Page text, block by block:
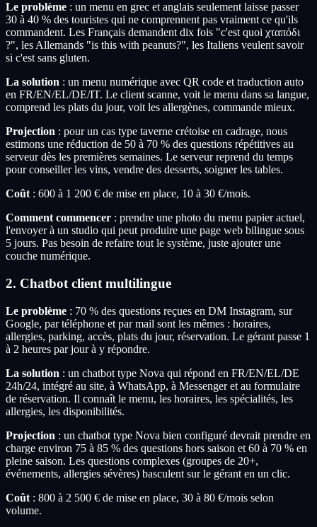
Le problème : un menu en grec et anglais seulement laisse passer
30 à 40 % des touristes qui ne comprennent pas vraiment ce qu'ils
commandent. Les Français demandent dix fois "c'est quoi χταπόδι
?", les Allemands "is this with peanuts?", les Italiens veulent savoir
si c'est sans gluten.
La solution : un menu numérique avec QR code et traduction auto
en FR/EN/EL/DE/IT. Le client scanne, voit le menu dans sa langue,
comprend les plats du jour, voit les allergènes, commande mieux.
Projection : pour un cas type taverne crétoise en cadrage, nous
estimons une réduction de 50 à 70 % des questions répétitives au
serveur dès les premières semaines. Le serveur reprend du temps
pour conseiller les vins, vendre des desserts, soigner les tables.
Coût : 600 à 1 200 € de mise en place, 10 à 30 €/mois.
Comment commencer : prendre une photo du menu papier actuel,
l'envoyer à un studio qui peut produire une page web bilingue sous
5 jours. Pas besoin de refaire tout le système, juste ajouter une
couche numérique.
2. Chatbot client multilingue
Le problème : 70 % des questions reçues en DM Instagram, sur
Google, par téléphone et par mail sont les mêmes : horaires,
allergies, parking, accès, plats du jour, réservation. Le gérant passe 1
à 2 heures par jour à y répondre.
La solution : un chatbot type Nova qui répond en FR/EN/EL/DE
24h/24, intégré au site, à WhatsApp, à Messenger et au formulaire
de réservation. Il connaît le menu, les horaires, les spécialités, les
allergies, les disponibilités.
Projection : un chatbot type Nova bien configuré devrait prendre en
charge environ 75 à 85 % des questions hors saison et 60 à 70 % en
pleine saison. Les questions complexes (groupes de 20+,
événements, allergies sévères) basculent sur le gérant en un clic.
Coût : 800 à 2 500 € de mise en place, 30 à 80 €/mois selon
volume.